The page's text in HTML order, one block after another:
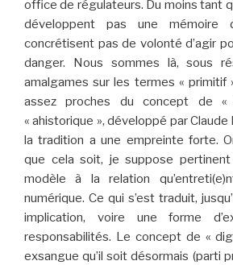
office de régulateurs. Du moins tant
développent pas une
concrétisent pas de volonté d’agir
danger. Nous sommes là, sous
amalgames sur les termes « primitif
assez proches du concept de «
« ahistorique », développé par
la tradition a une empreinte forte.
que cela soit, je suppose
modèle à la relation
numérique. Ce qui s’est traduit,
implication, voire une forme
responsabilités. Le concept de «
exsangue qu’il soit désormais (parti